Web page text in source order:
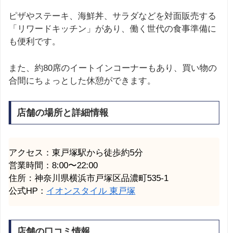
ピザやステーキ、海鮮丼、サラダなどを対面販売する
「リワードキッチン」があり、働く世代の食事準備に
も便利です。
また、約80席のイートインコーナーもあり、買い物の
合間にちょっとした休憩ができます。
店舗の場所と詳細情報
アクセス：東戸塚駅から徒歩約5分
営業時間：8:00〜22:00
住所：神奈川県横浜市戸塚区品濃町535-1
公式HP： イオンスタイル 東戸塚